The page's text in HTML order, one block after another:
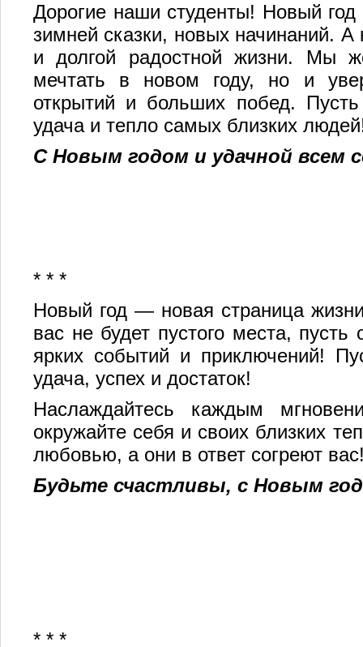
Дорогие наши студенты! Новый
зимней сказки, новых начинаний.
и долгой радостной жизни. Мы
мечтать в новом году, но и
открытий и больших побед.
удача и тепло самых близких
С Новым годом и удачной всем
* * *
Новый год — новая страница
вас не будет пустого места,
ярких событий и приключений!
удача, успех и достаток!
Наслаждайтесь каждым
окружайте себя и своих близких
любовью, а они в ответ согреют
Будьте счастливы, с Новым
* * *